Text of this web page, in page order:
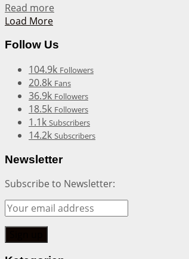
Read more
Load More
Follow Us
104.9k Followers
20.8k Fans
36.9k Followers
18.5k Followers
1.1k Subscribers
14.2k Subscribers
Newsletter
Subscribe to Newsletter: